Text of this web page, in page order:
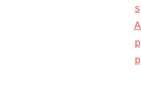
s
A
p
p